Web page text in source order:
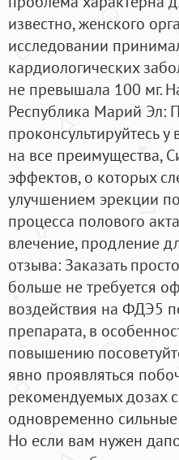
известно, женского
исследовании
кардиологических
не превышала 100 мг.
Республика Марий Эл:
проконсультируйтесь
на все преимущества,
эффектов, о которых
улучшением эрекции
процесса полового
влечение, продление
отзыва: Заказать
больше не требуется
воздействия на ФДЭ5
препарата, в
повышению
явно проявляться
рекомендуемых дозах
одновременно
Но если вам нужен